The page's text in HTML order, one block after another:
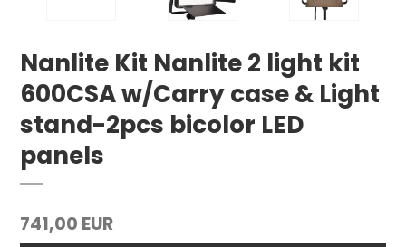
Nanlite Kit Nanlite 2 light kit
600CSA w/Carry case & Light
stand-2pcs bicolor LED
panels
741,00 EUR